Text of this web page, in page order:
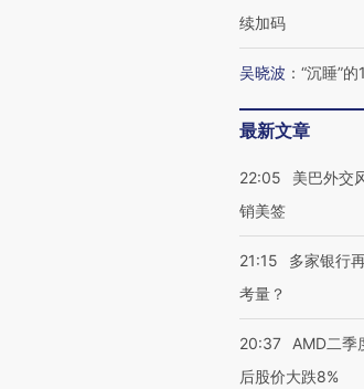
续加码
吴晓波 ： “沉睡”
最新文章
22:05
美巴外交
销美签
21:15
多家银行
考量？
20:37
AMD二季
后股价大跌8%